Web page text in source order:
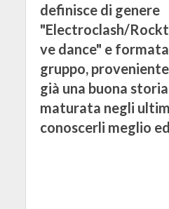
definisce di genere
"Electroclash/
ve dance" e
gruppo,
già una buona
maturata negli
conoscerli meglio